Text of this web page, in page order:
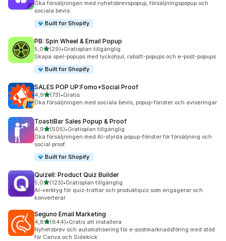
Öka försäljningen med nyhetsbrevspopup, försäljningspopup och
sociala bevis.
Built for Shopify
PB: Spin Wheel & Email Popup
5,0av 5 stjärnor
(29)
29 recensioner totalt
•Gratisplan tillgänglig
Skapa spel-popups med lyckohjul, rabatt-popups och e-post-popups
Built for Shopify
SALES POP UP:Fomo+Social Proof
4,9av 5 stjärnor
(73)
73 recensioner totalt
•Gratis
Öka försäljningen med sociala bevis, popup-fönster och aviseringar.
ToastiBar Sales Popup & Proof
4,9av 5 stjärnor
(505)
505 recensioner totalt
•Gratisplan tillgänglig
Öka försäljningen med AI-styrda popup-fönster för försäljning och
social proof.
Built for Shopify
Quizell: Product Quiz Builder
5,0av 5 stjärnor
(123)
123 recensioner totalt
•Gratisplan tillgänglig
AI-verktyg för quiz-trattar och produktquiz som engagerar och
konverterar
Seguno Email Marketing
4,8av 5 stjärnor
(644)
644 recensioner totalt
•Gratis att installera
Nyhetsbrev och automatisering för e-postmarknadsföring med stöd
för Canva och Sidekick